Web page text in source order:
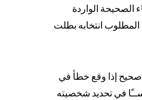
الصحيحة الواردة
المطلوب انتخابه بطلت
صحيح إذا وقع خطأ في
في تحديد شخصيته